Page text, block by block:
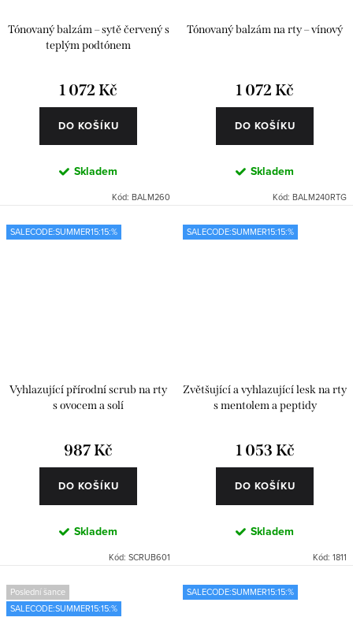
Tónovaný balzám – sytě červený s
teplým podtónem
1 072 Kč
DO KOŠÍKU
Skladem
Kód: BALM260
Tónovaný balzám na rty – vínový
1 072 Kč
DO KOŠÍKU
Skladem
Kód: BALM240RTG
SALECODE:SUMMER15:15:%
Vyhlazující přírodní scrub na rty
s ovocem a solí
987 Kč
DO KOŠÍKU
Skladem
Kód: SCRUB601
SALECODE:SUMMER15:15:%
Zvětšující a vyhlazující lesk na rty
s mentolem a peptidy
1 053 Kč
DO KOŠÍKU
Skladem
Kód: 1811
Poslední šance
SALECODE:SUMMER15:15:%
SALECODE:SUMMER15:15:%